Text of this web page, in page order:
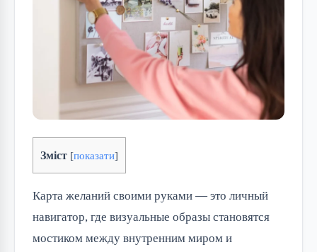
Зміст [показати]
Карта желаний своими руками — это личный
навигатор, где визуальные образы становятся
мостиком между внутренним миром и